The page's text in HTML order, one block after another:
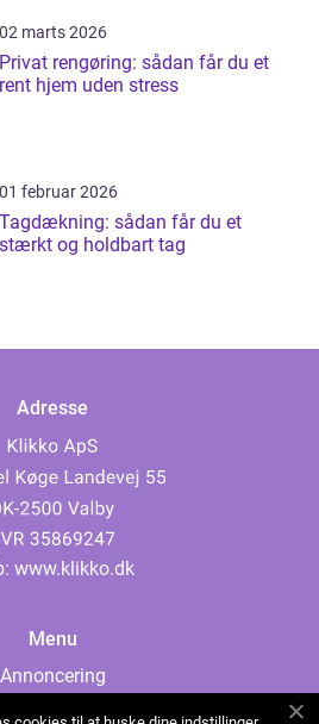
02 marts 2026
Privat rengøring: sådan får du et
rent hjem uden stress
01 februar 2026
Tagdækning: sådan får du et
stærkt og holdbart tag
Adresse
www.klikko.dk
Menu
Annoncering